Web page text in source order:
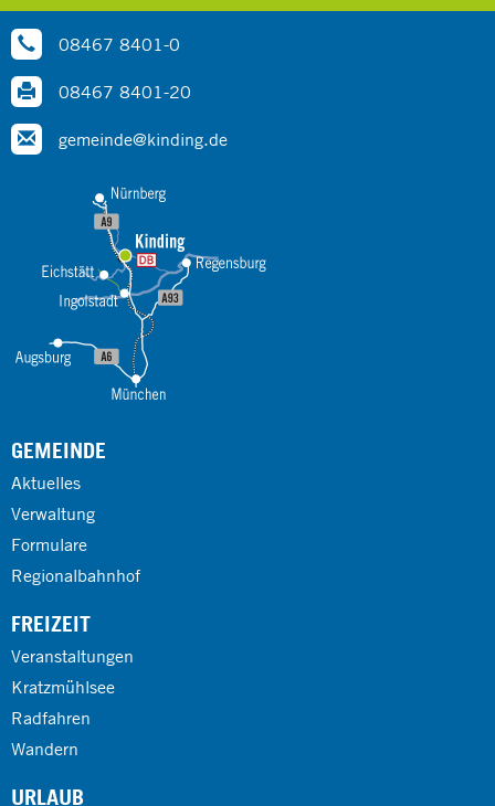
08467 8401-0
08467 8401-20
gemeinde@kinding.de
GEMEINDE
Aktuelles
Verwaltung
Formulare
Regionalbahnhof
FREIZEIT
Veranstaltungen
Kratzmühlsee
Radfahren
Wandern
URLAUB